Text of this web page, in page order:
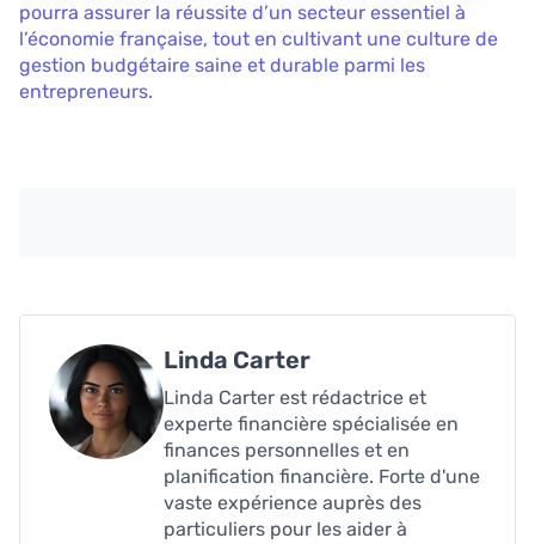
pourra assurer la réussite d’un secteur essentiel à
l’économie française, tout en cultivant une culture de
gestion budgétaire saine et durable parmi les
entrepreneurs.
Linda Carter
Linda Carter est rédactrice et
experte financière spécialisée en
finances personnelles et en
planification financière. Forte d'une
vaste expérience auprès des
particuliers pour les aider à